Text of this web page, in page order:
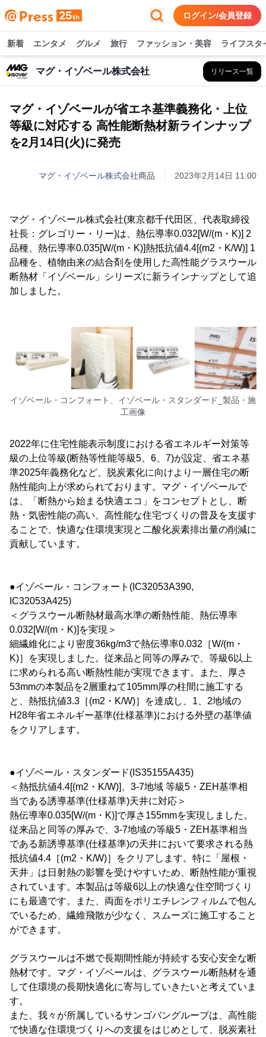
ログイン/会員登録
新着 エンタメ グルメ 旅行 ファッション・美容 ライフスタ
マグ・イゾベール株式会社 リリース一覧
マグ・イゾベールが省エネ基準義務化・上位
等級に対応する 高性能断熱材新ラインナップ
を2月14日(火)に発売
マグ・イゾベール株式会社商品 2023年2月14日 11:00
マグ・イゾベール株式会社(東京都千代田区、代表取締役
社長：グレゴリー・リー)は、熱伝導率0.032[W/(m・K)] 2
品種、熱伝導率0.035[W/(m・K)]熱抵抗値4.4[(m2・K/W)] 1
品種を、植物由来の結合剤を使用した高性能グラスウール
断熱材「イゾベール」シリーズに新ラインナップとして追
加しました。
イゾベール・コンフォート、イゾベール・スタンダード_製品・施
工画像
2022年に住宅性能表示制度における省エネルギー対策等
級の上位等級(断熱等性能等級5、6、7)が設定、省エネ基
準2025年義務化など、脱炭素化に向けより一層住宅の断
熱性能向上が求められております。マグ・イゾベールで
は、「断熱から始まる快適エコ」をコンセプトとし、断
熱・気密性能の高い、高性能な住宅づくりの普及を支援す
ることで、快適な住環境実現と二酸化炭素排出量の削減に
貢献しています。
●イゾベール・コンフォート(IC32053A390,
IC32053A425)
＜グラスウール断熱材最高水準の断熱性能、熱伝導率
0.032[W/(m・K)]を実現＞
細繊維化により密度36kg/m3で熱伝導率0.032［W/(m・
K)］を実現しました。従来品と同等の厚みで、等級6以上
に求められる高い断熱性能が実現できます。また、厚さ
53mmの本製品を2層重ねて105mm厚の柱間に施工する
と、熱抵抗値3.3［(m2・K/W)］を達成し、1、2地域の
H28年省エネルギー基準(仕様基準)における外壁の基準値
をクリアします。
●イゾベール・スタンダード(IS35155A435)
＜熱抵抗値4.4[(m2・K/W)]、3-7地域 等級5・ZEH基準相
当である誘導基準(仕様基準)天井に対応＞
熱伝導率0.035[W/(m・K)]で厚さ155mmを実現しました。
従来品と同等の厚みで、3-7地域の等級5・ZEH基準相当
である新誘導基準(仕様基準)の天井において要求される熱
抵抗値4.4［(m2・K/W)］をクリアします。特に「屋根・
天井」は日射熱の影響を受けやすいため、断熱性能が重視
されています。本製品は等級6以上の快適な住空間づくり
にも最適です。また、両面をポリエチレンフィルムで包ん
でいるため、繊維飛散が少なく、スムーズに施工すること
ができます。
グラスウールは不燃で長期間性能が持続する安心安全な断
熱材です。マグ・イゾベールは、グラスウール断熱材を通
して住環境の長期快適化に寄与していきたいと考えていま
す。
また、我々が所属しているサンゴバングループは、高性能
で快適な住環境づくりへの支援をはじめとして、脱炭素社